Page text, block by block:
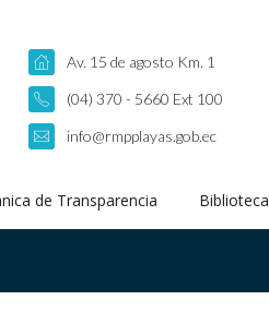
Av. 15 de agosto Km. 1
(04) 370 - 5660 Ext 100
info@rmpplayas.gob.ec
de Transparencia Biblioteca